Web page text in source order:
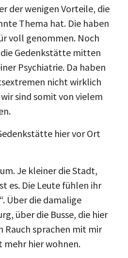
der wenigen Vorteile, die
Thema hat. Die haben
voll genommen. Noch
Gedenkstätte mitten
Psychiatrie. Da haben
nicht wirklich
sind somit von vielem
hier vor Ort
Je kleiner die Stadt,
es. Die Leute fühlen ihr
Über die damalige
über die Busse, die hier
Rauch sprachen mit mir
mehr hier wohnen.